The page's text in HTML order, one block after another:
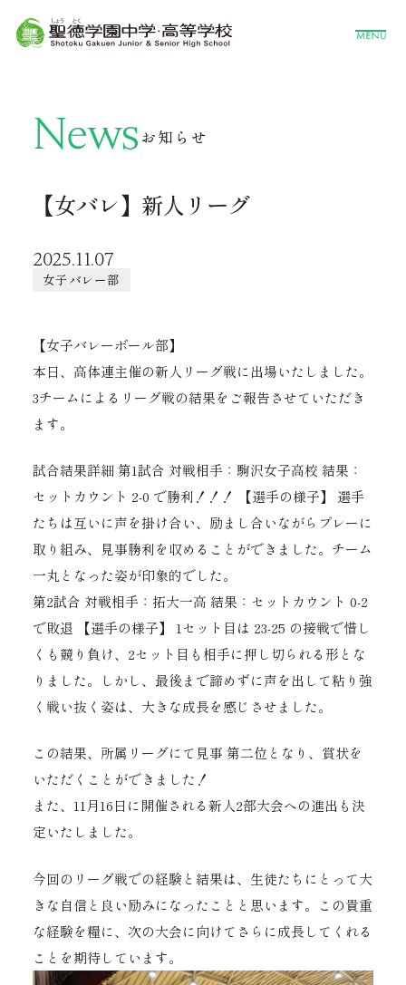
News お知らせ
【女バレ】新人リーグ
2025.11.07
女子バレー部
【女子バレーボール部】
本日、高体連主催の新人リーグ戦に出場いたしました。
3チームによるリーグ戦の結果をご報告させていただき
ます。
​試合結果詳細 ​第1試合 ​対戦相手：駒沢女子高校 ​結果：
セットカウント 2-0 で勝利！！！ ​【選手の様子】 選手
たちは互いに声を掛け合い、励まし合いながらプレーに
取り組み、見事勝利を収めることができました。チーム
一丸となった姿が印象的でした。 ​
第2試合 ​対戦相手：拓大一高 ​結果：セットカウント 0-2
で敗退 ​【選手の様子】 1セット目は 23-25 の接戦で惜し
くも競り負け、2セット目も相手に押し切られる形とな
りました。しかし、最後まで諦めずに声を出して粘り強
く戦い抜く姿は、大きな成長を感じさせました。 ​
​この結果、所属リーグにて見事 第二位となり、賞状を
いただくことができました！
また、11月16日に開催される新人2部大会への進出も決
定いたしました。
​今回のリーグ戦での経験と結果は、生徒たちにとって大
きな自信と良い励みになったことと思います。この貴重
な経験を糧に、次の大会に向けてさらに成長してくれる
ことを期待しています。